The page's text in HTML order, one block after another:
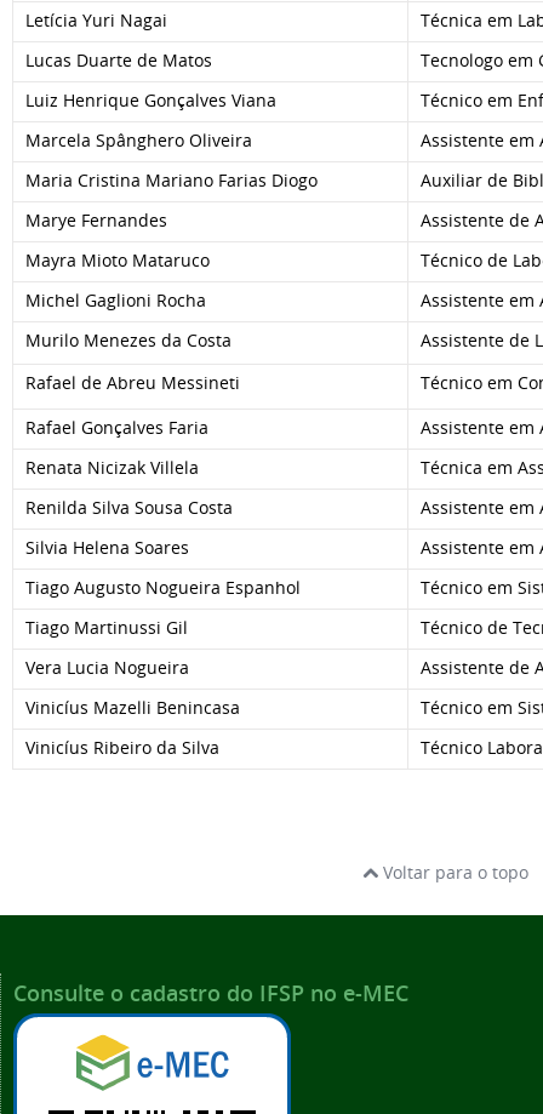
Letícia Yuri Nagai
Técnica em
Lucas Duarte de Matos
Tecnologo em
Luiz Henrique Gonçalves Viana
Técnico em
Marcela Spânghero Oliveira
Assistente em
Maria Cristina Mariano Farias Diogo
Auxiliar de
Marye Fernandes
Assistente de
Mayra Mioto Mataruco
Técnico de
Michel Gaglioni Rocha
Assistente em
Murilo Menezes da Costa
Assistente de
Rafael de Abreu Messineti
Técnico em
Rafael Gonçalves Faria
Assistente em
Renata Nicizak Villela
Técnica em
Renilda Silva Sousa Costa
Assistente em
Silvia Helena Soares
Assistente em
Tiago Augusto Nogueira Espanhol
Técnico em
Tiago Martinussi Gil
Técnico de
Vera Lucia Nogueira
Assistente de
Vinicíus Mazelli Benincasa
Técnico em
Vinicíus Ribeiro da Silva
Técnico
Voltar para o topo
Consulte o cadastro do IFSP no e-MEC